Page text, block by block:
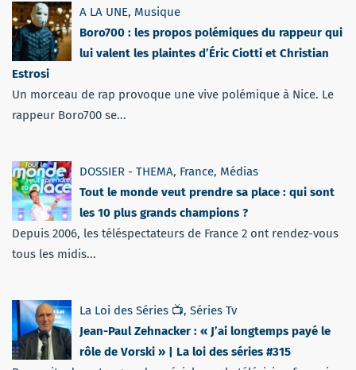
A LA UNE, Musique
Boro700 : les propos polémiques du rappeur qui
lui valent les plaintes d’Éric Ciotti et Christian
Estrosi
Un morceau de rap provoque une vive polémique à Nice. Le
rappeur Boro700 se...
DOSSIER - THEMA, France, Médias
Tout le monde veut prendre sa place : qui sont
les 10 plus grands champions ?
Depuis 2006, les téléspectateurs de France 2 ont rendez-vous
tous les midis...
La Loi des Séries 📺, Séries Tv
Jean-Paul Zehnacker : « J’ai longtemps payé le
rôle de Vorski » | La loi des séries #315